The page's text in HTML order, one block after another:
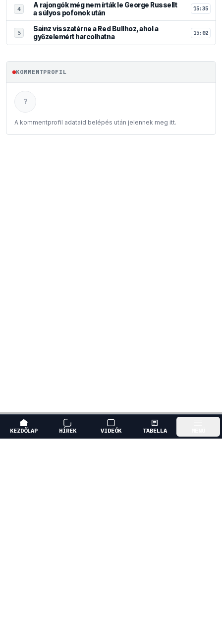
4
A rajongók még nem írták le George Russellt
a súlyos pofonok után
15:35
5
Sainz visszatérne a Red Bullhoz, ahol a
győzelemért harcolhatna
15:02
KOMMENTPROFIL
?
A kommentprofil adataid belépés után jelennek meg itt.
KEZDŐLAP HÍREK VIDEÓK TABELLA